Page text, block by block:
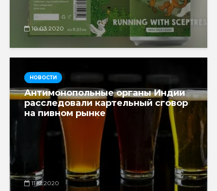
10.03.2020
НОВОСТИ
Антимонопольные органы Индии
расследовали картельный сговор
на пивном рынке
11.12.2020